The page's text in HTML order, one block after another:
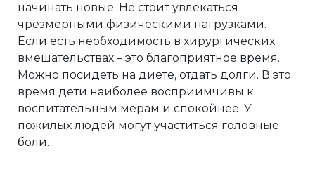
начинать новые. Не стоит увлекаться
чрезмерными физическими нагрузками.
Если есть необходимость в хирургических
вмешательствах – это благоприятное время.
Можно посидеть на диете, отдать долги. В это
время дети наиболее восприимчивы к
воспитательным мерам и спокойнее. У
пожилых людей могут участиться головные
боли.